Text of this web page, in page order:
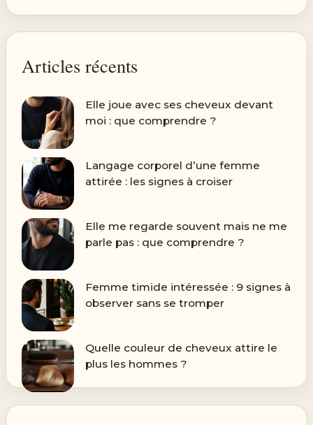
Articles récents
Elle joue avec ses cheveux devant
moi : que comprendre ?
Langage corporel d’une femme
attirée : les signes à croiser
Elle me regarde souvent mais ne me
parle pas : que comprendre ?
Femme timide intéressée : 9 signes à
observer sans se tromper
Quelle couleur de cheveux attire le
plus les hommes ?